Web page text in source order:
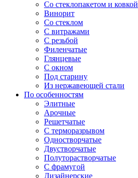
Со стеклопакетом и ковкой
Винорит
Со стеклом
С витражами
С резьбой
Филенчатые
Глянцевые
С окном
Под старину
Из нержавеющей стали
По особенностям
Элитные
Арочные
Решетчатые
С терморазрывом
Одностворчатые
Двустворчатые
Полуторастворчатые
С фрамугой
Дизайнерские